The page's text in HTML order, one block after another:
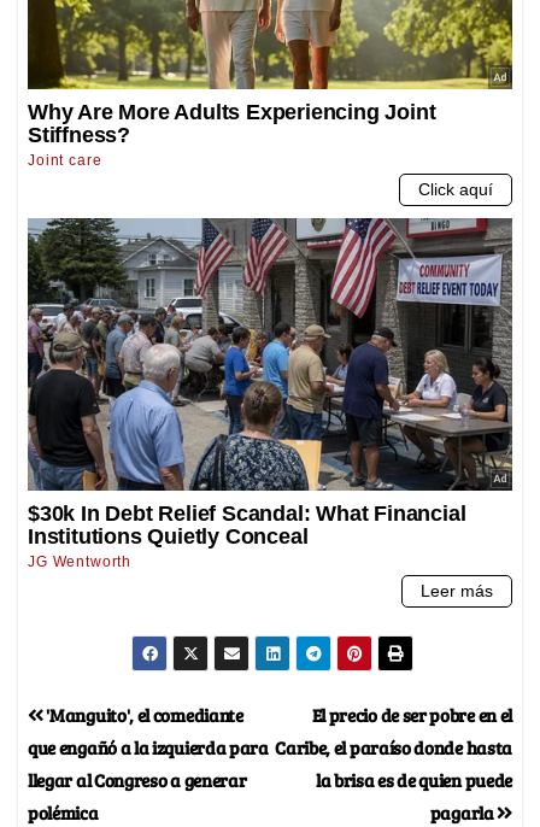
El precio de ser pobre en el
Caribe, el paraíso donde hasta
la brisa es de quien puede
pagarla
'Manguito', el comediante
que engañó a la izquierda para
llegar al Congreso a generar
polémica